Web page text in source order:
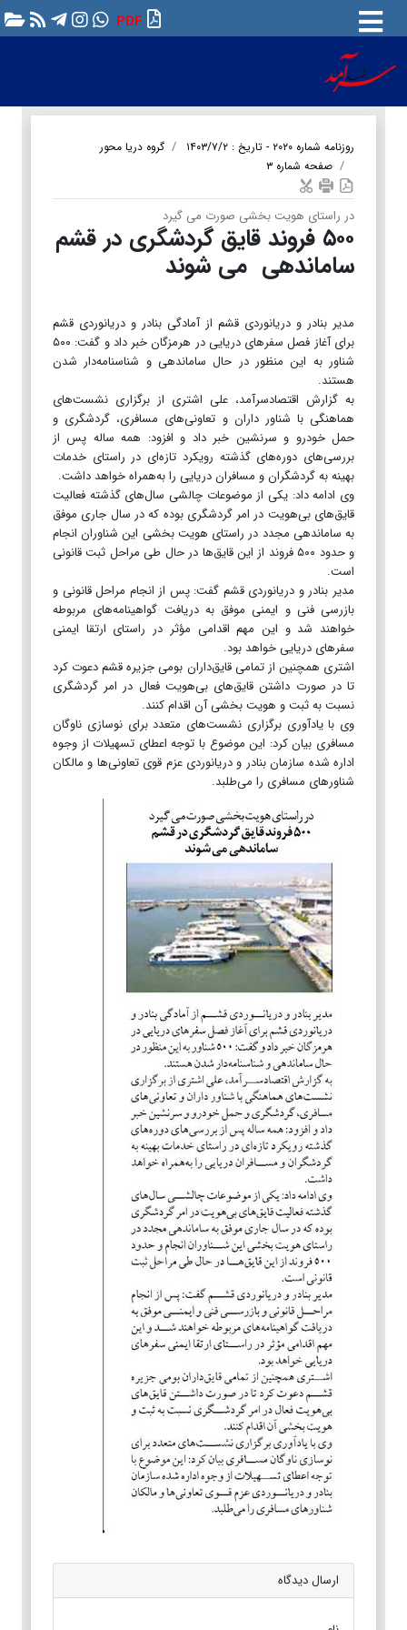
PDF
روزنامه شماره ۲۰۲۰ - تاریخ : ۱۴۰۳/۷/۲
گروه دریا محور
صفحه شماره ۳
در راستای هویت بخشی صورت می گیرد
۵۰۰ فروند قایق گردشگری در قشم
ساماندهی می شوند
مدیر بنادر و دریانوردی قشم از آمادگی بنادر و دریانوردی قشم
برای آغاز فصل سفرهای دریایی در هرمزگان خبر داد و گفت: ۵۰۰
شناور به این منظور در حال ساماندهی و شناسنامه‌دار شدن
هستند.
به گزارش اقتصادسرآمد، علی اشتری از برگزاری نشست‌های
هماهنگی با شناور داران و تعاونی‌های مسافری، گردشگری و
حمل خودرو و سرنشین خبر داد و افزود: همه ساله پس از
بررسی‌های دوره‌های گذشته رویکرد تازه‌ای در راستای خدمات
بهینه به گردشگران و مسافران دریایی را به‌همراه خواهد داشت.
وی ادامه داد: یکی از موضوعات چالشی سال‌های گذشته فعالیت
قایق‌های بی‌هویت در امر گردشگری بوده که در سال جاری موفق
به ساماندهی مجدد در راستای هویت بخشی این شناوران انجام
و حدود ۵۰۰ فروند از این قایق‌ها در حال طی مراحل ثبت قانونی
است.
مدیر بنادر و دریانوردی قشم گفت: پس از انجام مراحل قانونی و
بازرسی فنی و ایمنی موفق به دریافت گواهینامه‌های مربوطه
خواهند شد و این مهم اقدامی مؤثر در راستای ارتقا ایمنی
سفرهای دریایی خواهد بود.
اشتری همچنین از تمامی قایق‌داران بومی جزیره قشم دعوت کرد
تا در صورت داشتن قایق‌های بی‌هویت فعال در امر گردشگری
نسبت به ثبت و هویت بخشی آن اقدام کنند.
وی با یادآوری برگزاری نشست‌های متعدد برای نوسازی ناوگان
مسافری بیان کرد: این موضوع با توجه اعطای تسهیلات از وجوه
اداره شده سازمان بنادر و دریانوردی عزم قوی تعاونی‌ها و مالکان
شناورهای مسافری را می‌طلبد.
ارسال دیدگاه